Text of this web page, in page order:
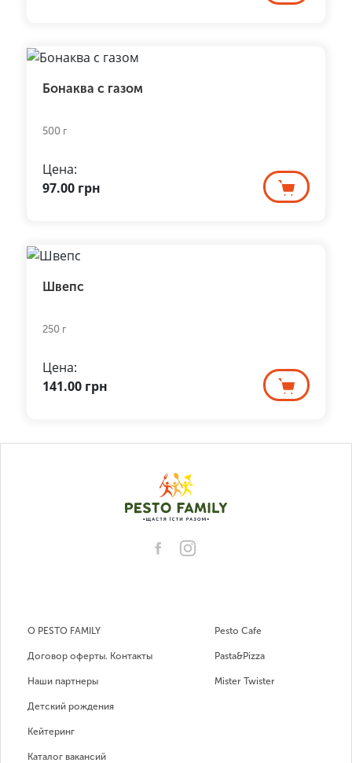
Бонаква с газом
500 г
Цена:
97.00 грн
Швепс
250 г
Цена:
141.00 грн
О PESTO FAMILY
Договор оферты. Контакты
Наши партнеры
Детский рождения
Кейтеринг
Каталог вакансий
Pesto Cafe
Pasta&Pizza
Mister Twister